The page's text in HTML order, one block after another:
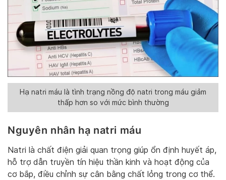
Hạ natri máu là tình trạng nồng độ natri trong máu giảm
thấp hơn so với mức bình thường
Nguyên nhân hạ natri máu
Natri là chất điện giải quan trọng giúp ổn định huyết áp,
hỗ trợ dẫn truyền tín hiệu thần kinh và hoạt động của
cơ bắp, điều chỉnh sự cân bằng chất lỏng trong cơ thể.